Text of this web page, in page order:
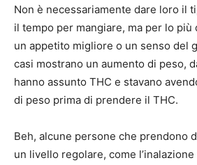
Non è necessariamente dare loro il
il tempo per mangiare, ma per lo più
un appetito migliore o un senso del
casi mostrano un aumento di peso,
hanno assunto THC e stavano
di peso prima di prendere il THC.
Beh, alcune persone che prendono
un livello regolare, come